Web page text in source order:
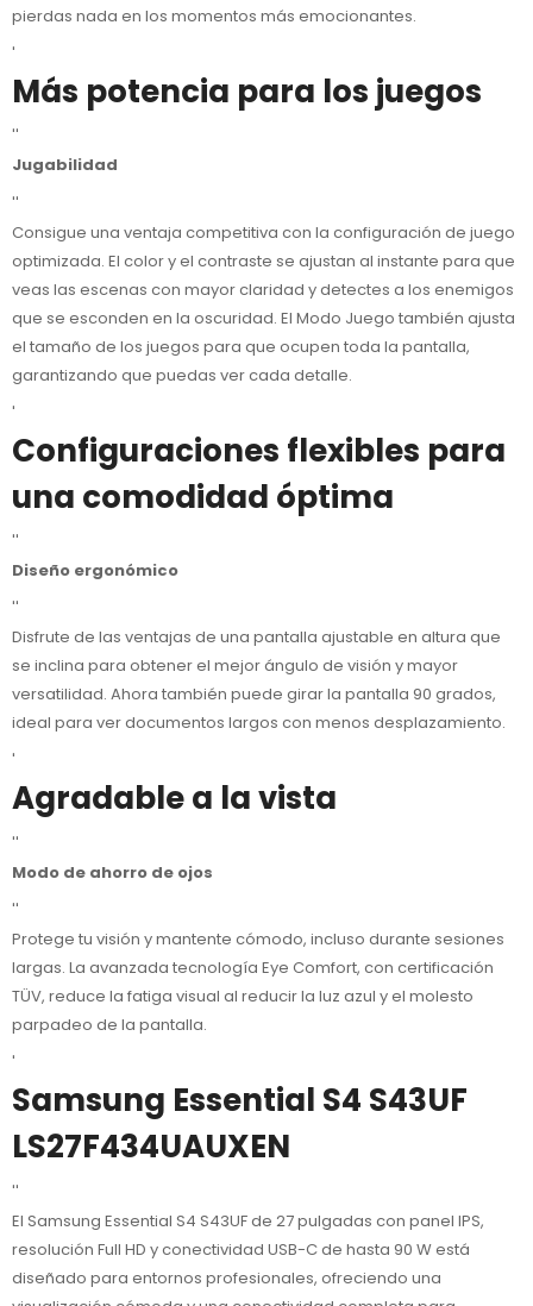
pierdas nada en los momentos más emocionantes.
'
Más potencia para los juegos
''
Jugabilidad
''
Consigue una ventaja competitiva con la configuración de juego
optimizada. El color y el contraste se ajustan al instante para que
veas las escenas con mayor claridad y detectes a los enemigos
que se esconden en la oscuridad. El Modo Juego también ajusta
el tamaño de los juegos para que ocupen toda la pantalla,
garantizando que puedas ver cada detalle.
'
Configuraciones flexibles para
una comodidad óptima
''
Diseño ergonómico
''
Disfrute de las ventajas de una pantalla ajustable en altura que
se inclina para obtener el mejor ángulo de visión y mayor
versatilidad. Ahora también puede girar la pantalla 90 grados,
ideal para ver documentos largos con menos desplazamiento.
'
Agradable a la vista
''
Modo de ahorro de ojos
''
Protege tu visión y mantente cómodo, incluso durante sesiones
largas. La avanzada tecnología Eye Comfort, con certificación
TÜV, reduce la fatiga visual al reducir la luz azul y el molesto
parpadeo de la pantalla.
'
Samsung Essential S4 S43UF
LS27F434UAUXEN
''
El Samsung Essential S4 S43UF de 27 pulgadas con panel IPS,
resolución Full HD y conectividad USB-C de hasta 90 W está
diseñado para entornos profesionales, ofreciendo una